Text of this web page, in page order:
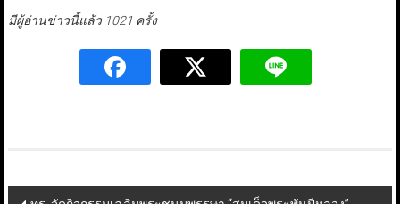
มีผู้อ่านข่าวนี้แล้ว 1021 ครั้ง